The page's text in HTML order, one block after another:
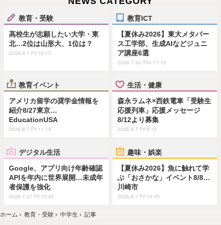
教育・受験
高校生が志願したい大学・東
北…2位は山形大、1位は？
2026.8.7 Fri 10:15
教育ICT
【夏休み2026】東大メタバー
ス工学部、生成AIなどジュニ
ア講座6選
2026.7.30 Thu 11:15
教育イベント
アメリカ留学の奨学金情報を
紹介8/27東京…
EducationUSA
2026.8.7 Fri 11:15
生活・健康
森永ラムネ×西鉄電車「受験生
応援列車」応援メッセージ
8/12より募集
2026.8.7 Fri 9:15
デジタル生活
Google、アプリ向け年齢確認
APIを年内に世界展開…未成年
者保護を強化
2026.7.31 Fri 13:45
趣味・娯楽
【夏休み2026】魚に触れて学
ぶ「おさかな」イベント8/8…
川崎市
2026.8.7 Fri 10:45
ホーム › 教育・受験 › 中学生 › 記事